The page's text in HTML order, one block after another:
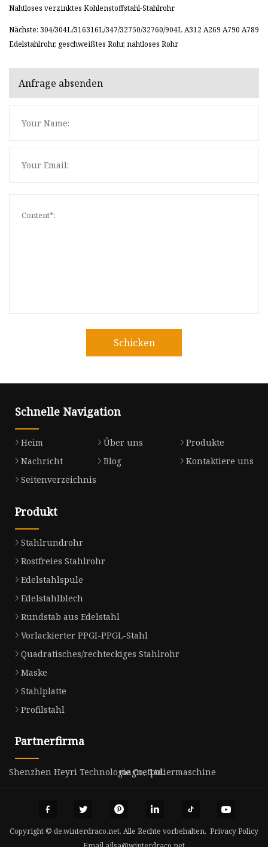
Nahtloses verzinktes Kohlenstoffstahl-Stahlrohr
Nächste: 304/304L/316316L/347/32750/32760/904L A312 A269 A790 A789
Edelstahlrohr, geschweißtes Rohr, nahtloses Rohr
Anfrage absenden
Schicken
Schnelle Navigation
Heim Über uns
Produkte
Nachricht
Blog
Kontaktiere uns
Seitenverzeichnis
Produkt
Stahlrundrohr
Rostfreies Stahlrohr
Edelstahlspule
Edelstahlblech
Rundstab aus Edelstahl
Vorlackierter PPGI-PPGL-Stahl
Quadratisches/rechteckiges Stahlrohr
Maske
Stahlplatte
Profilstahl
Partnerfirma
Shenzhen Heyri Technologie Co,. Ltd.magnetpoliermaschine
Copyright © de.winterdraco.net, Alle Rechte vorbehalten. Privacy Policy